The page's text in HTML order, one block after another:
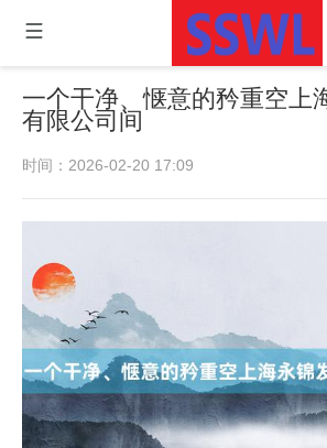
一个干净、惬意的矜重空上
有限公司间
时间：2026-02-20 17:09